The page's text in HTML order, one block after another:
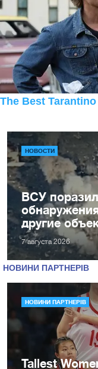
НОВОСТИ
ВСУ
другие
7 августа 2026